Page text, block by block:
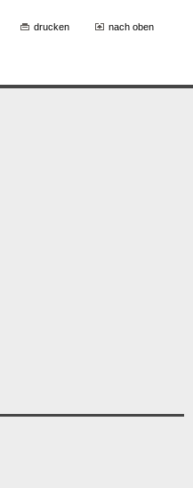
drucken nach oben